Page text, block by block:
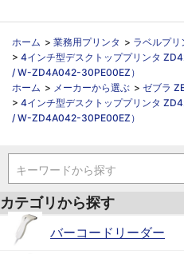
ホーム > 業務用プリンタ > ラベルプリ
> 4インチ型デスクトッププリンタ
/ W-ZD4A042-30PE00EZ）
ホーム > メーカーから選ぶ > ゼブラ
> 4インチ型デスクトッププリンタ
/ W-ZD4A042-30PE00EZ）
キーワードから探す
カテゴリから探す
バーコードリーダー